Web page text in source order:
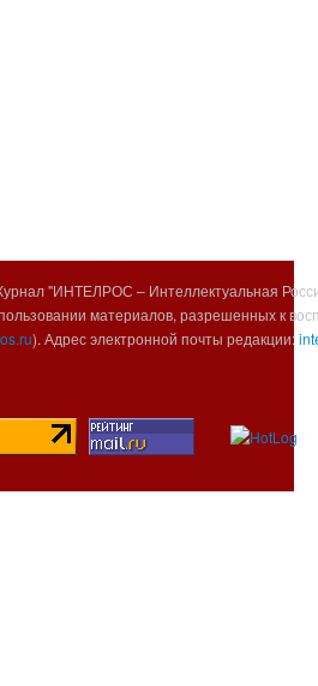
"ИНТЕЛРОС – Интеллектуальная
материалов, разрешенных к
). Адрес электронной почты редакции: